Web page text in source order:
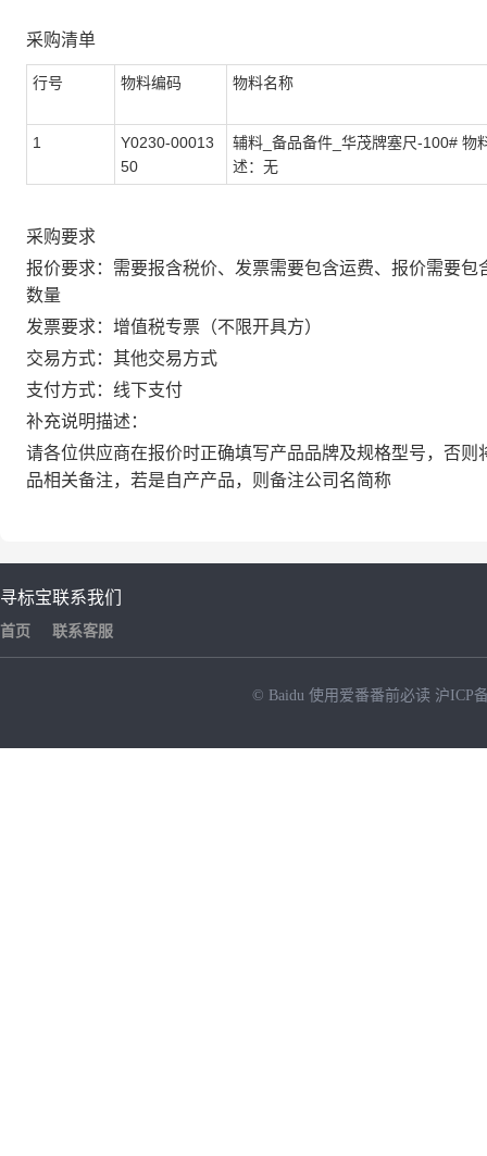
采购清单
行号 物料编码 物料名称
1
Y0230-00013
50
辅料_备品备件_华茂牌塞尺-100# 物
述：无
采购要求
报价要求：需要报含税价、发票需要包含运费、报价需要
数量
发票要求：增值税专票（不限开具方）
交易方式：其他交易方式
支付方式：线下支付
补充说明描述：
请各位供应商在报价时正确填写产品品牌及规格型号，否
品相关备注，若是自产产品，则备注公司名简称
寻标宝
首页
联系我们
联系客服
© Baidu 使用爱番番前必读 沪ICP